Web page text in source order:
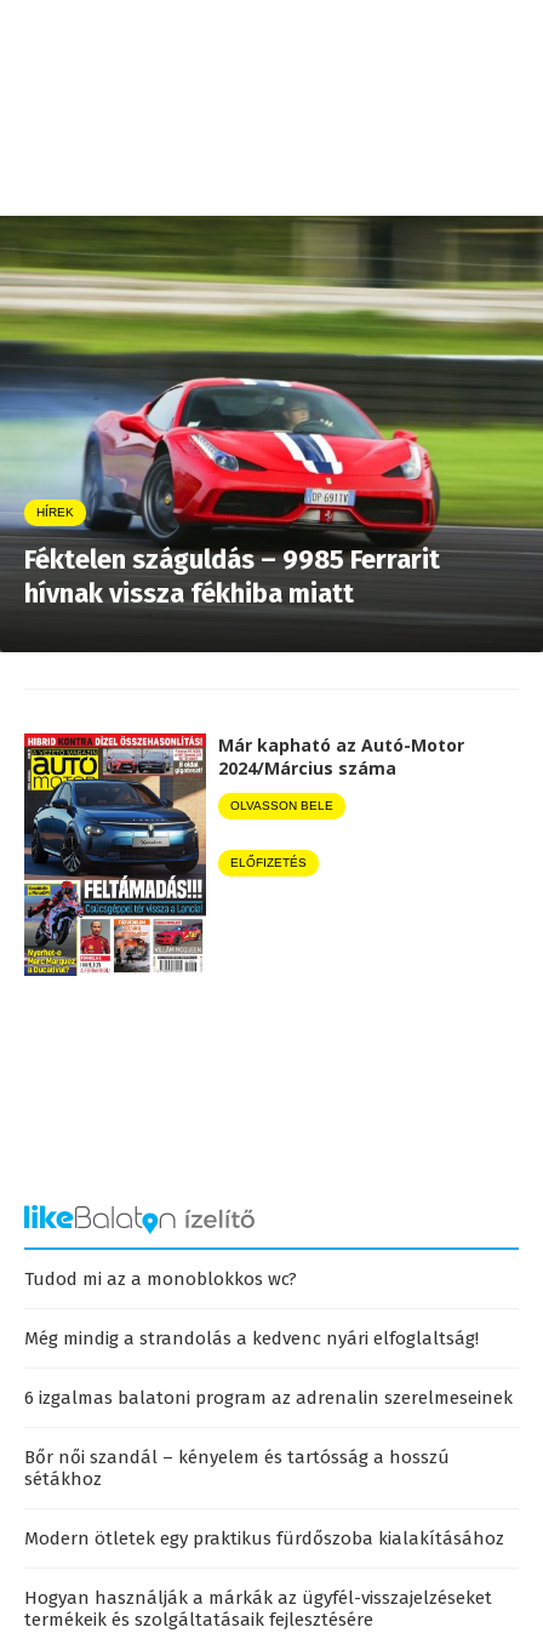
HÍREK
Féktelen száguldás – 9985 Ferrarit
hívnak vissza fékhiba miatt
Már kapható az Autó-Motor
2024/Március száma
OLVASSON BELE
ELŐFIZETÉS
Tudod mi az a monoblokkos wc?
Még mindig a strandolás a kedvenc nyári elfoglaltság!
6 izgalmas balatoni program az adrenalin szerelmeseinek
Bőr női szandál – kényelem és tartósság a hosszú
sétákhoz
Modern ötletek egy praktikus fürdőszoba kialakításához
Hogyan használják a márkák az ügyfél-visszajelzéseket
termékeik és szolgáltatásaik fejlesztésére